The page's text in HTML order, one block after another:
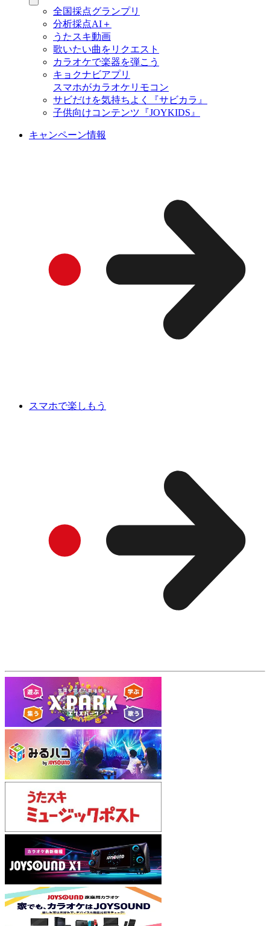
全国採点グランプリ
分析採点AI＋
うたスキ動画
歌いたい曲をリクエスト
カラオケで楽器を弾こう
キョクナビアプリ
スマホがカラオケリモコン
サビだけを気持ちよく『サビカラ』
子供向けコンテンツ『JOYKIDS』
キャンペーン情報
スマホで楽しもう